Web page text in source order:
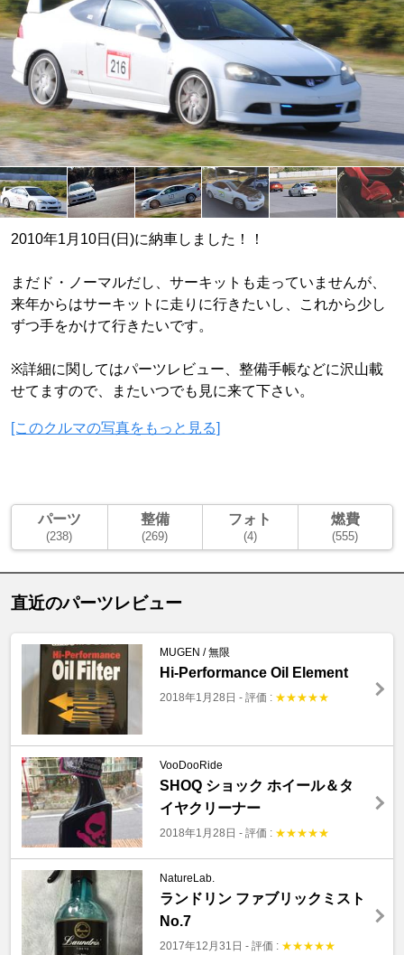
2010年1月10日(日)に納車しました！！
まだド・ノーマルだし、サーキットも走っていませんが、
来年からはサーキットに走りに行きたいし、これから少し
ずつ手をかけて行きたいです。
※詳細に関してはパーツレビュー、整備手帳などに沢山載
せてますので、またいつでも見に来て下さい。
[このクルマの写真をもっと見る]
パーツ
(238)
整備
(269)
フォト
(4)
燃費
(555)
直近のパーツレビュー
MUGEN / 無限
Hi-Performance Oil Element
2018年1月28日 - 評価 : ★★★★★
VooDooRide
SHOQ ショック ホイール＆タ
イヤクリーナー
2018年1月28日 - 評価 : ★★★★★
NatureLab.
ランドリン ファブリックミスト
No.7
2017年12月31日 - 評価 : ★★★★★